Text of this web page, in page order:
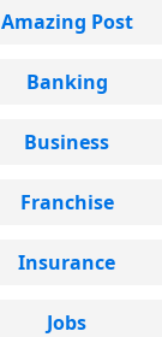
Amazing Post
Banking
Business
Franchise
Insurance
Jobs